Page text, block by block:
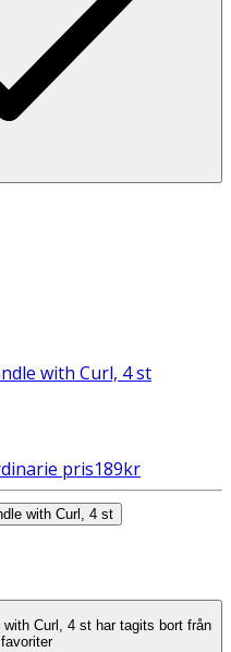
with Curl, 4 st
pris189kr
with Curl, 4 st
Curl, 4 st har tagits bort från